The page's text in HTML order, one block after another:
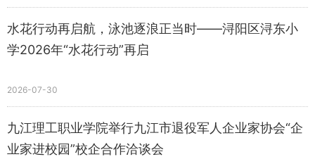
水花行动再启航，泳池逐浪正当时——浔阳区浔东小
学2026年“水花行动”再启
2026-07-30
九江理工职业学院举行九江市退役军人企业家协会“企
业家进校园”校企合作洽谈会